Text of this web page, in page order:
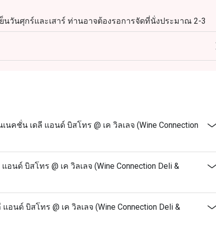
นวันศุกร์และเสาร์ ท่านอาจต้องรอการจัดที่นั่งประมาณ 2-3
คชั่น เดลี แอนด์ บิสโทร @ เค วิลเลจ (Wine Connection
นด์ บิสโทร @ เค วิลเลจ (Wine Connection Deli &
นด์ บิสโทร @ เค วิลเลจ (Wine Connection Deli &